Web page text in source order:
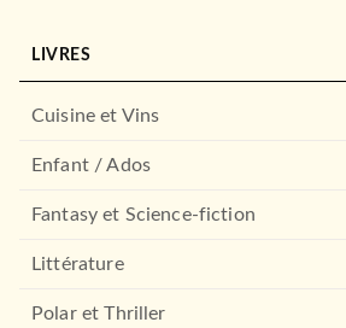
LIVRES
Cuisine et Vins
Enfant / Ados
Fantasy et Science-fiction
Littérature
Polar et Thriller